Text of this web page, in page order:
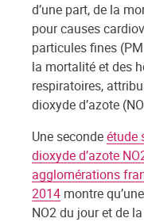
d’une part, de la
pour causes
particules fines
la mortalité et des
respiratoires,
dioxyde d’azote
Une secondeétude
dioxyde d’azote
agglomérations
2014 montre
NO2 du jour et de